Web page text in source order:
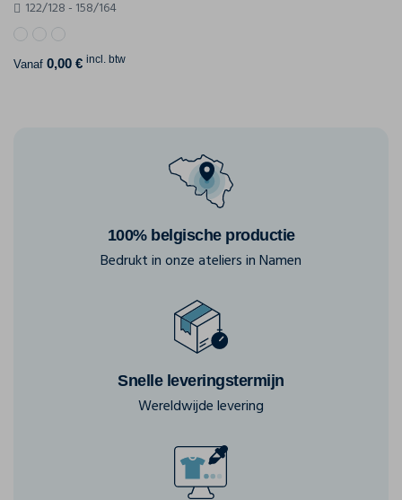
122/128 - 158/164
Vanaf 0,00 € incl. btw
100% belgische productie
Bedrukt in onze ateliers in Namen
Snelle leveringstermijn
Wereldwijde levering